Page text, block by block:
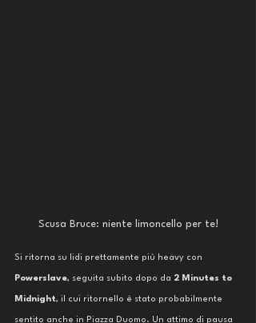
Scusa Bruce: niente limoncello per te!
Si ritorna su lidi prettamente più heavy con
Powerslave, seguita subito dopo da 2 Minutes to
Midnight, il cui ritornello è stato probabilmente
sentito anche in Piazza Duomo. Un attimo di pausa